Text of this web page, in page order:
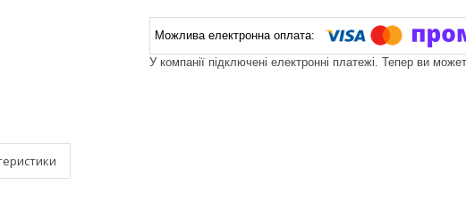
У компанії підключені електронні платежі. Тепер ви